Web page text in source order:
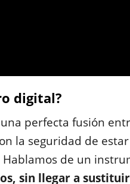
digital?
perfecta fusión
la seguridad de estar
Hablamos de un
sin llegar a